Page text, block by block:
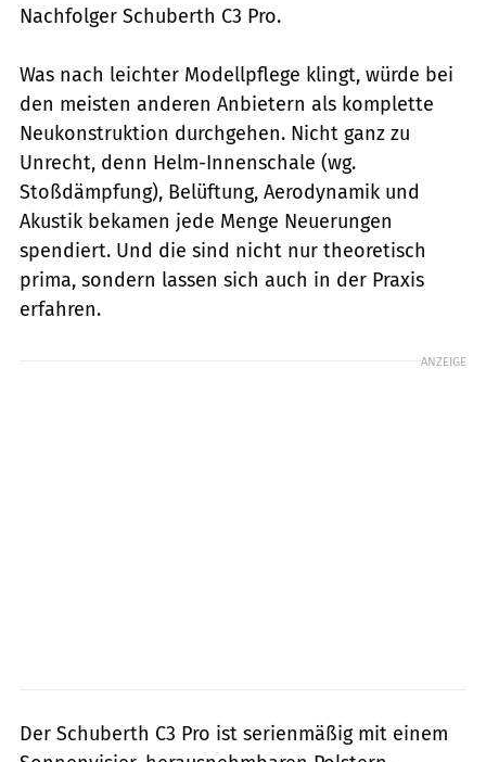
Nachfolger Schuberth C3 Pro.
Was nach leichter Modellpflege klingt, würde bei
den meisten anderen Anbietern als komplette
Neukonstruktion durchgehen. Nicht ganz zu
Unrecht, denn Helm-Innenschale (wg.
Stoßdämpfung), Belüftung, Aerodynamik und
Akustik bekamen jede Menge Neuerungen
spendiert. Und die sind nicht nur theoretisch
prima, sondern lassen sich auch in der Praxis
erfahren.
ANZEIGE
Der Schuberth C3 Pro ist serienmäßig mit einem